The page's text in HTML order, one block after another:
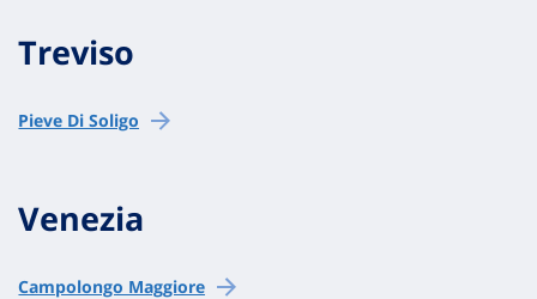
Treviso
Pieve Di Soligo
Venezia
Campolongo Maggiore